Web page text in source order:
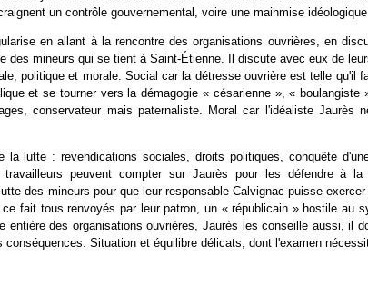
un contrôle gouvernemental, voire une mainmise
en allant à la rencontre des organisations ouvrières, en
des mineurs qui se tient à Saint-Étienne. Il discute avec eux de
politique et morale. Social car la détresse ouvrière est telle qu'il
et se tourner vers la démagogie « césarienne », «
conservateur mais paternaliste. Moral car l'idéaliste
la lutte : revendications sociales, droits politiques, conquête
travailleurs peuvent compter sur Jaurès pour les défendre à
des mineurs pour que leur responsable Calvignac puisse
fait tous renvoyés par leur patron, un « républicain » hostile au
entière des organisations ouvrières, Jaurès les conseille aussi,
Situation et équilibre délicats, dont l'examen